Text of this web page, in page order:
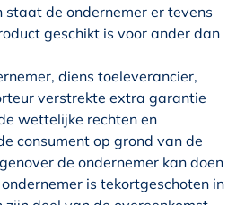
staat de ondernemer er tevens
geschikt is voor ander dan
diens toeleverancier,
verstrekte extra garantie
wettelijke rechten en
consument op grond van de
de ondernemer kan doen
is tekortgeschoten in